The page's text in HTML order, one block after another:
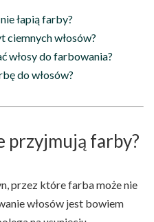
łapią farby?
ciemnych włosów?
włosy do farbowania?
do włosów?
przyjmują farby?
przez które farba może nie
włosów jest bowiem